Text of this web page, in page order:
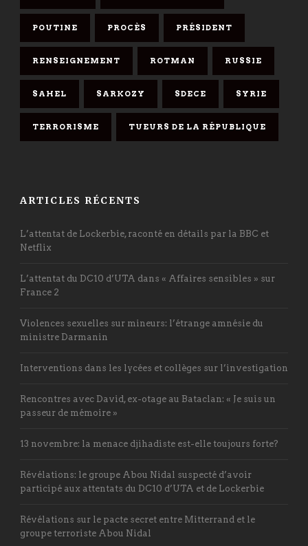
POUTINE PROCÈS PRÉSIDENT
RENSEIGNEMENT ROTMAN RUSSIE
SAHEL SARKOZY SDECE SYRIE
TERRORISME TUEURS DE LA RÉPUBLIQUE
ARTICLES RÉCENTS
L’attentat de Lockerbie, raconté en détails par la BBC et
Netflix
L’attentat du DC10 d’UTA dans « Affaires sensibles » sur
France 2
Violences sexuelles sur mineurs: l’étrange amnésie du
ministre Darmanin
Interventions dans les lycées et collèges sur l’investigation
Rencontres avec David, ex-otage au Bataclan: « Je suis un
passeur de mémoire »
13 novembre: la menace djihadiste est-elle toujours forte?
Révélations: le groupe Abou Nidal suspecté d’avoir
participé aux attentats du DC10 d’UTA et de Lockerbie
Révélations sur le pacte secret entre Mitterrand et le
groupe terroriste Abou Nidal